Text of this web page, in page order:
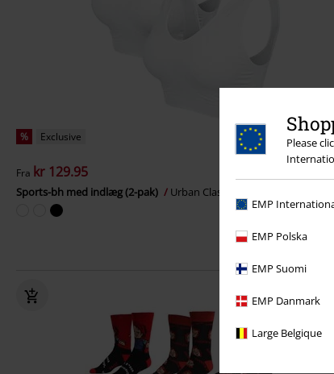
Please
EMP
EMP Polska
EMP Suomi
EMP Danmark
Large Belgique
% Exclusive
Fra kr 129.95
Sports-bh med indlæg (2-pak) Urban Classics